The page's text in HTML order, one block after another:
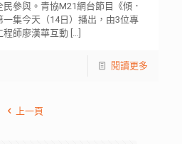
參與。青協M21網台節目《傾．
集今天（14日）播出，由3位專
程師廖漢華互動[…]
閱讀更多
上一頁